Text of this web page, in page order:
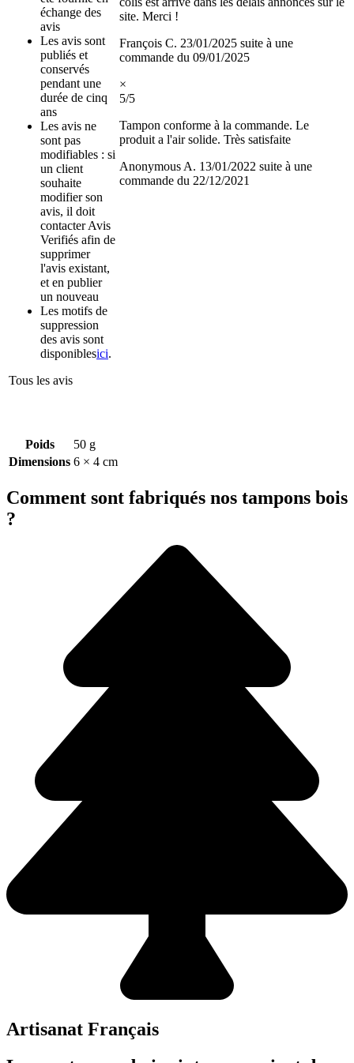
échange des
avis
Les avis sont
publiés et
conservés
pendant une
durée de cinq
ans
Les avis ne
sont pas
modifiables : si
un client
souhaite
modifier son
avis, il doit
contacter Avis
Verifiés afin de
supprimer
l'avis existant,
et en publier
un nouveau
Les motifs de
suppression
des avis sont
disponiblesici.
Tous les avis
site. Merci !
François C. 23/01/2025 suite à une
commande du 09/01/2025
×
5/5
Tampon conforme à la commande. Le
produit a l'air solide. Très satisfaite
Anonymous A. 13/01/2022 suite à une
commande du 22/12/2021
Poids
50 g
Dimensions 6 × 4 cm
Comment sont fabriqués nos tampons bois
?
Artisanat Français